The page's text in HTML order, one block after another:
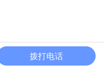
案例拨打电话